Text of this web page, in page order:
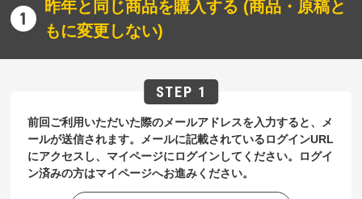
昨年と同じ商品を購入する (商品・原稿と
もに変更しない)
前回ご利用いただいた際のメールアドレスを入力すると、メ
ールが送信されます。メールに記載されているログインURL
にアクセスし、マイページにログインしてください。ログイ
ン済みの方はマイページへお進みください。